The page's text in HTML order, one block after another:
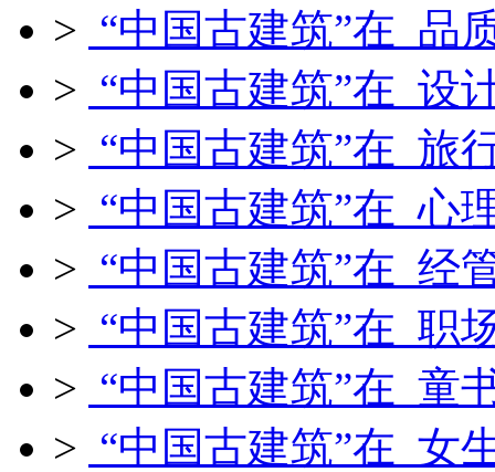
> “中国古建筑”在 品
> “中国古建筑”在 设
> “中国古建筑”在 旅
> “中国古建筑”在 心
> “中国古建筑”在 经
> “中国古建筑”在 职
> “中国古建筑”在 童
> “中国古建筑”在 女